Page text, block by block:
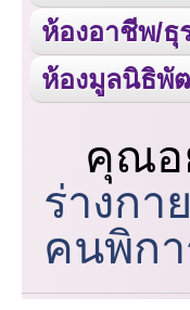
ห้องอาชีพ/ธุ
ห้องมูลนิธิพั
คุณอ
ร่างกา
คนพิก